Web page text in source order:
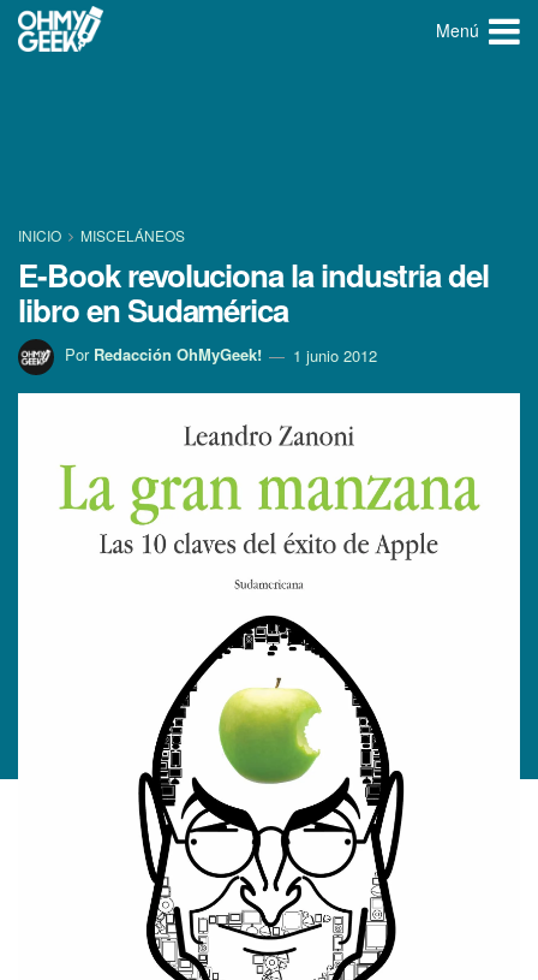
Menú
INICIO MISCELÁNEOS
E-Book revoluciona la industria del
libro en Sudamérica
Por Redacción OhMyGeek! 1 junio 2012